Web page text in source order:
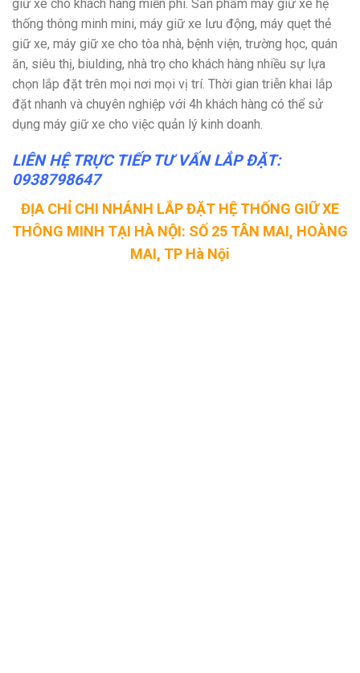
giữ xe cho khách hàng miễn phí. Sản phẩm máy giữ xe hệ
thống thông minh mini, máy giữ xe lưu động, máy quẹt thẻ
giữ xe, máy giữ xe cho tòa nhà, bệnh viện, trường học, quán
ăn, siêu thị, biulding, nhà trọ cho khách hàng nhiều sự lựa
chọn lắp đặt trên mọi nơi mọi vị trí. Thời gian triễn khai lắp
đặt nhanh và chuyên nghiệp với 4h khách hàng có thể sử
dụng máy giữ xe cho việc quản lý kinh doanh.
LIÊN HỆ TRỰC TIẾP TƯ VẤN LẮP ĐẶT:
0938798647
ĐỊA CHỈ CHI NHÁNH LẮP ĐẶT HỆ THỐNG GIỮ XE
THÔNG MINH TẠI HÀ NỘI: SỐ 25 TÂN MAI, HOÀNG
MAI, TP Hà Nội